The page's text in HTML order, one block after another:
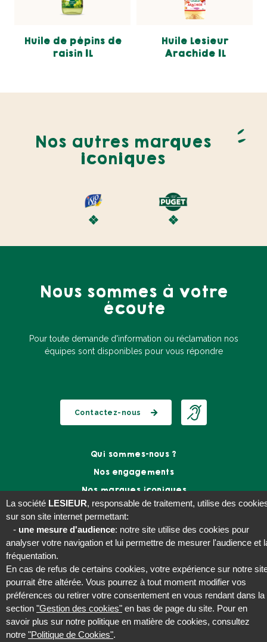
Huile de pépins de
raisin 1L
Huile Lesieur
Arachide 1L
Fondue Marinades &
grillades 1L
Huile Fruit d'Or 1L Huile Fruit d'Or 2L
Huile Fruit d'Or BIO 1L
Mayonnaise
Classique 235g
Mayonnaise
Classique 475g
Mayonnaise
Classique flacon
souple 425g
La société LESIEUR, responsable de traitement, utilise des
sur son site internet permettant:
- une mesure d'audience: notre site utilise des cookies pour
analyser votre navigation et lui permettre de mesurer l'audience et
fréquentation.
En cas de refus de certains cookies, votre expérience sur notre
pourrait être altérée. Vous pourrez à tout moment modifier vos
préférences ou retirer votre consentement en vous rendant dans la
section "Gestion des cookies" en bas de page du site. Pour en
savoir plus sur notre politique en matière de cookies, consultez
notre "Politique de Cookies".